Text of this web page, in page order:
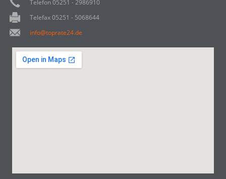
Telefon 05251 - 2986910
Telefax 05251 - 5068644
info@toprate24.de